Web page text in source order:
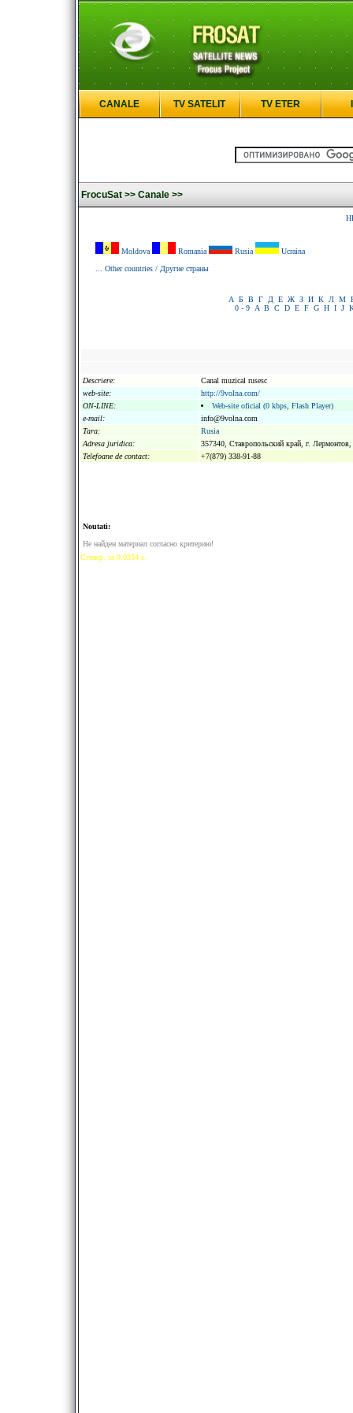
CANALE TV SATELIT TV ETER
FrocuSat >> Canale >>
Moldova Romania Rusia
Ucraina
... Other countries / Другие страны
А Б В Г Д Е Ж З И К Л М
0 - 9
A B C D E F G H I J
Descriere:
Canal muzical rusesc
web-site:
http://9volna.com/
ON-LINE:
Web-site oficial (0 kbps, Flash Player)
e-mail:
info@9volna.com
Tara:
Rusia
Adresa juridica:
357340, Ставропольский край, г.
Telefoane de contact:
+7(879) 338-91-88
Noutati:
Не найден материал согласно критерию!
Сгенер. за 0.0334 s.